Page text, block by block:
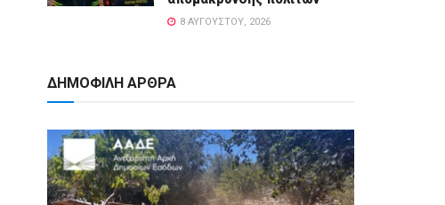
8 ΑΥΓΟΎΣΤΟΥ, 2026
ΔΗΜΟΦΙΛΗ ΑΡΘΡΑ